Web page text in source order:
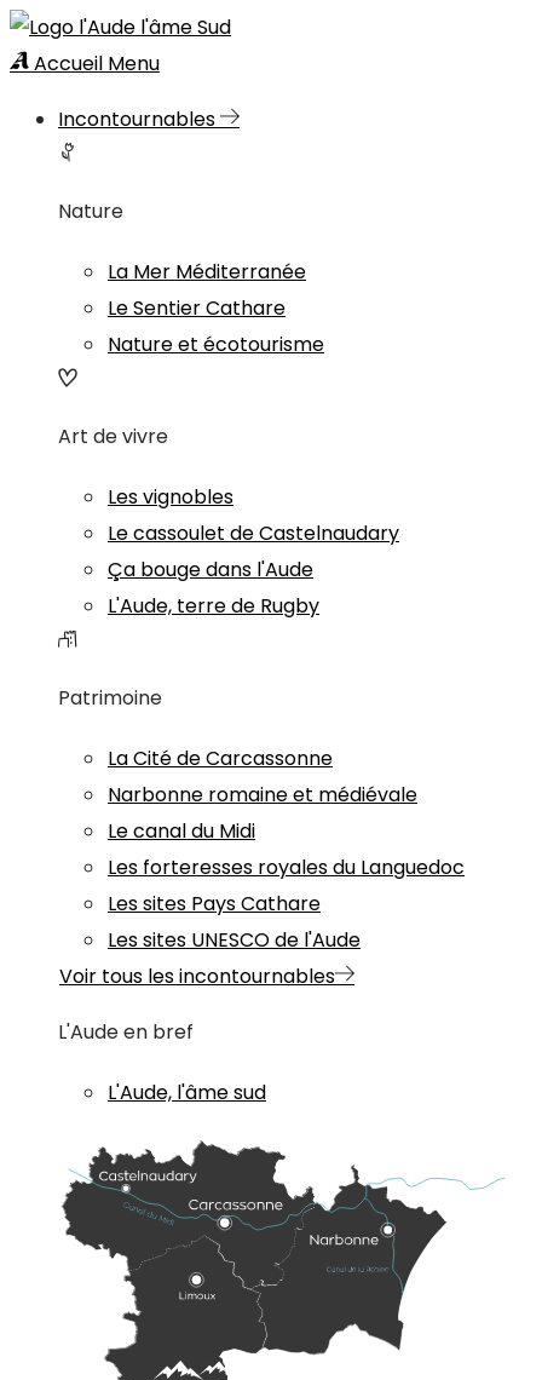
Accueil Menu
Incontournables
Nature
La Mer Méditerranée
Le Sentier Cathare
Nature et écotourisme
Art de vivre
Les vignobles
Le cassoulet de Castelnaudary
Ça bouge dans l'Aude
L'Aude, terre de Rugby
Patrimoine
La Cité de Carcassonne
Narbonne romaine et médiévale
Le canal du Midi
Les forteresses royales du Languedoc
Les sites Pays Cathare
Les sites UNESCO de l'Aude
Voir tous les incontournables
L'Aude en bref
L'Aude, l'âme sud